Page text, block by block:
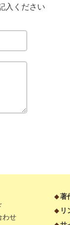
入ください
わせ
著
リ